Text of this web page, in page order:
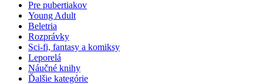
Pre pubertiakov
Young Adult
Beletria
Rozprávky
Sci-fi, fantasy a komiksy
Leporelá
Náučné knihy
Ďalšie kategórie